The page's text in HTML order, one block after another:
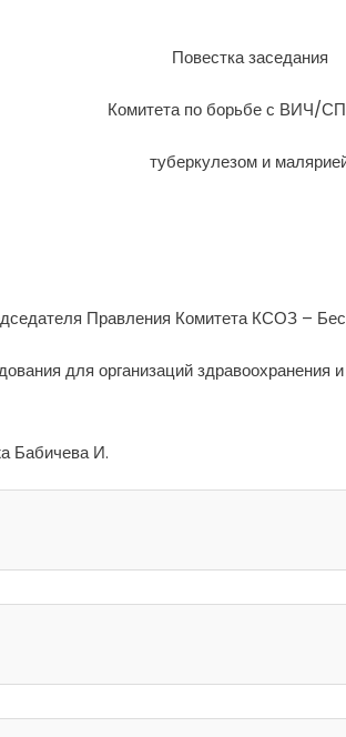
Повестка заседания
Комитета по борьбе с ВИЧ/
туберкулезом и
Правления Комитета КСОЗ –
для организаций
Бабичева И.